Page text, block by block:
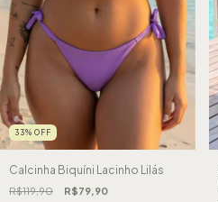
33% OFF
Calcinha Biquíni Lacinho Lilás
R$119,90 R$79,90